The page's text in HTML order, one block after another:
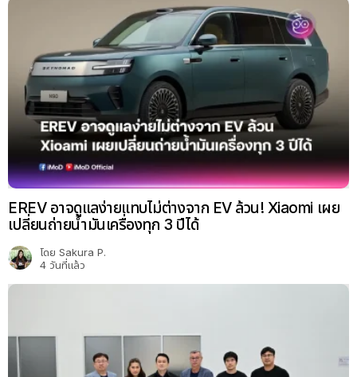
EREV อาจดูแลง่ายแทบไม่ต่างจาก EV ล้วน! Xiaomi เผย
เปลี่ยนถ่ายน้ำมันเครื่องทุก 3 ปีได้
โดย Sakura P.
4 วันที่แล้ว